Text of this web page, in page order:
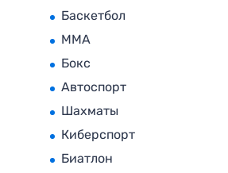
Баскетбол
MMA
Бокс
Автоспорт
Шахматы
Киберспорт
Биатлон